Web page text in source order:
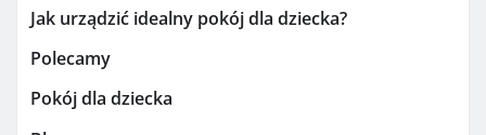
Jak urządzić idealny pokój dla dziecka?
Polecamy
Pokój dla dziecka